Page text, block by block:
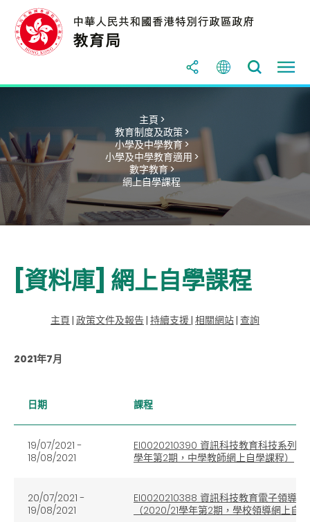
主頁 >
教育制度及政策 >
小學及中學教育 >
小學及中學教育適用 >
數字教育 >
網上自學課程
[資料庫] 網上自學課程
主頁 | 政策文件及報告| 持續支援| 相關網站| 查詢
2021年7月
日期 課程
19/07/2021 -
18/08/2021
EI0020210390 資訊科技教育科技系列
學年第2期，中學教師網上自學課程）
20/07/2021 -
19/08/2021
EI0020210388 資訊科技教育電子領導
（2020/21學年第2期，學校領導網上自